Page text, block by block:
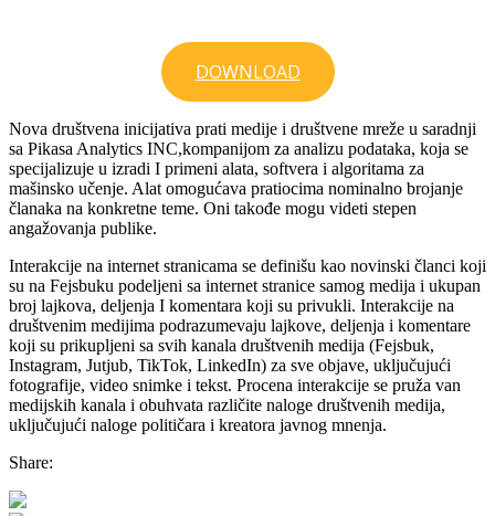
DOWNLOAD
Nova društvena inicijativa prati medije i društvene mreže u saradnji
sa Pikasa Analytics INC,kompanijom za analizu podataka, koja se
specijalizuje u izradi I primeni alata, softvera i algoritama za
mašinsko učenje. Alat omogućava pratiocima nominalno brojanje
članaka na konkretne teme. Oni takođe mogu videti stepen
angažovanja publike.
Interakcije na internet stranicama se definišu kao novinski članci koji
su na Fejsbuku podeljeni sa internet stranice samog medija i ukupan
broj lajkova, deljenja I komentara koji su privukli. Interakcije na
društvenim medijima podrazumevaju lajkove, deljenja i komentare
koji su prikupljeni sa svih kanala društvenih medija (Fejsbuk,
Instagram, Jutjub, TikTok, LinkedIn) za sve objave, uključujući
fotografije, video snimke i tekst. Procena interakcije se pruža van
medijskih kanala i obuhvata različite naloge društvenih medija,
uključujući naloge političara i kreatora javnog mnenja.
Share: